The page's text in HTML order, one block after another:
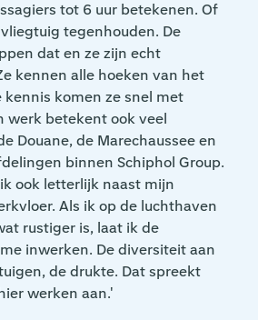
tot 6 uur betekenen. Of
tegenhouden. De
dat en ze zijn echt
kennen alle hoeken van het
komen ze snel met
werk betekent ook veel
Douane, de Marechaussee en
binnen Schiphol Group.
ook letterlijk naast mijn
Als ik op de luchthaven
rustiger is, laat ik de
inwerken. De diversiteit aan
de drukte. Dat spreekt
werken aan.'